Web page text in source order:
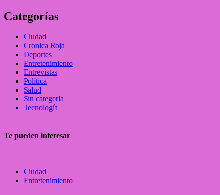
Categorías
Ciudad
Cronica Roja
Deportes
Entretenimiento
Entrevistas
Política
Salud
Sin categoría
Tecnología
Te pueden interesar
Ciudad
Entretenimiento